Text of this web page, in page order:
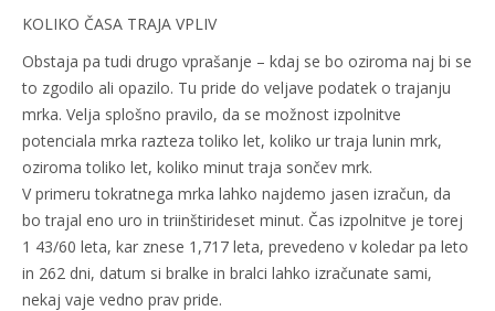
KOLIKO ČASA TRAJA VPLIV
Obstaja pa tudi drugo vprašanje – kdaj se bo oziroma naj bi se
to zgodilo ali opazilo. Tu pride do veljave podatek o trajanju
mrka. Velja splošno pravilo, da se možnost izpolnitve
potenciala mrka razteza toliko let, koliko ur traja lunin mrk,
oziroma toliko let, koliko minut traja sončev mrk.
V primeru tokratnega mrka lahko najdemo jasen izračun, da
bo trajal eno uro in triinštirideset minut. Čas izpolnitve je torej
1 43/60 leta, kar znese 1,717 leta, prevedeno v koledar pa leto
in 262 dni, datum si bralke in bralci lahko izračunate sami,
nekaj vaje vedno prav pride.